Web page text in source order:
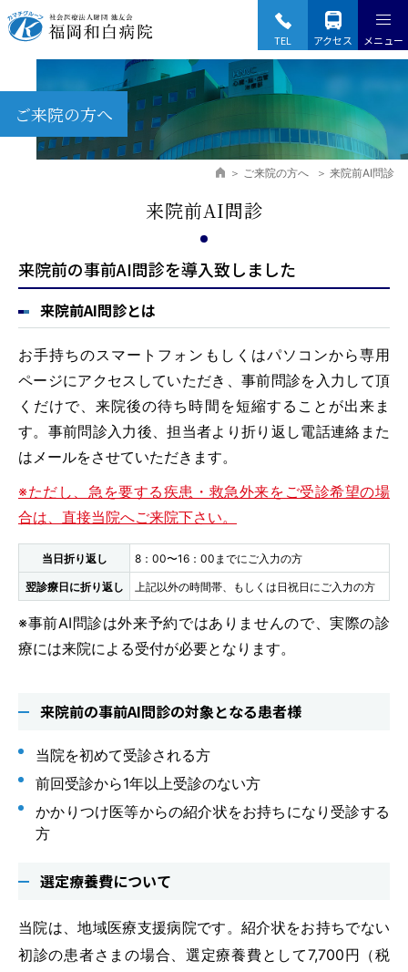
TEL アクセス メニュー
ご来院の方へ
ご来院の方へ 来院前AI問診
来院前AI問診
来院前の事前AI問診を導入致しました
来院前AI問診とは
お手持ちのスマートフォンもしくはパソコンから専用
ページにアクセスしていただき、事前問診を入力して頂
くだけで、来院後の待ち時間を短縮することが出来ま
す。事前問診入力後、担当者より折り返し電話連絡また
はメールをさせていただきます。
※ただし、急を要する疾患・救急外来をご受診希望の場
合は、直接当院へご来院下さい。
当日折り返し 8：00〜16：00までにご入力の方
翌診療日に折り返し 上記以外の時間帯、もしくは日祝日にご入力の方
※事前AI問診は外来予約ではありませんので、実際の診
療には来院による受付が必要となります。
来院前の事前AI問診の対象となる患者様
当院を初めて受診される方
前回受診から1年以上受診のない方
かかりつけ医等からの紹介状をお持ちになり受診する
方
選定療養費について
当院は、地域医療支援病院です。紹介状をお持ちでない
初診の患者さまの場合、選定療養費として7,700円（税